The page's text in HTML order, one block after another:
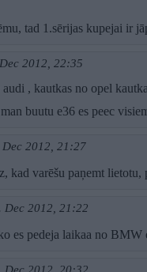
tad 1.sērijas kupejai ir
2012, 22:35
audi , kautkas no opel
buutu e36 es peec
Dec 2012, 21:27
kad varēšu paņemt lietotu,
Dec 2012, 21:22
es pedeja laikaa no BMW